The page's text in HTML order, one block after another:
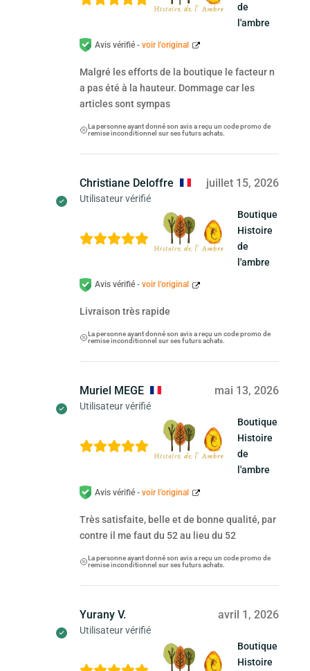
de
l'ambre
Avis vérifié - voir l’original
Malgré les efforts de la boutique le facteur n
a pas été à la hauteur. Dommage car les
articles sont sympas
La personne ayant donné son avis a reçu un code promo de
remise inconditionnel sur ses futurs achats.
Christiane Deloffre
Utilisateur vérifié
juillet 15, 2026
Boutique
Histoire
de
l'ambre
Avis vérifié - voir l’original
Livraison très rapide
La personne ayant donné son avis a reçu un code promo de
remise inconditionnel sur ses futurs achats.
Muriel MEGE
Utilisateur vérifié
mai 13, 2026
Boutique
Histoire
de
l'ambre
Avis vérifié - voir l’original
Très satisfaite, belle et de bonne qualité, par
contre il me faut du 52 au lieu du 52
La personne ayant donné son avis a reçu un code promo de
remise inconditionnel sur ses futurs achats.
Yurany V.
Utilisateur vérifié
avril 1, 2026
Boutique
Histoire